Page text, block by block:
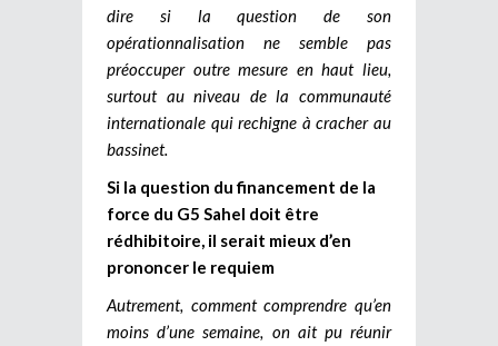
dire si la question de son
opérationnalisation ne semble pas
préoccuper outre mesure en haut lieu,
surtout au niveau de la communauté
internationale qui rechigne à cracher au
bassinet.
Si la question du financement de la
force du G5 Sahel doit être
rédhibitoire, il serait mieux d’en
prononcer le requiem
Autrement, comment comprendre qu’en
moins d’une semaine, on ait pu réunir